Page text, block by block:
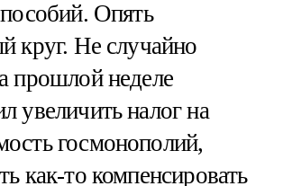
Опять
круг. Не случайно
прошлой неделе
увеличить налог на
госмонополий,
как-то компенсировать